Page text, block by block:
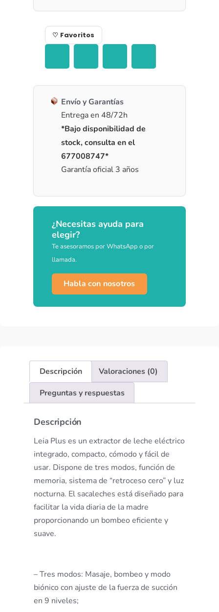
♡ Favoritos
Envío y Garantías
Entrega en 48/72h
*Bajo disponibilidad de
stock, consulta en el
677008747*
Garantía oficial 3 años
¿Necesitas ayuda para
elegir?
Te asesoramos por WhatsApp o por
llamada.
Habla con nosotros
Descripción
Valoraciones (0)
Preguntas y respuestas
Descripción
Leia Plus es un extractor de leche eléctrico
integrado, compacto, cómodo y fácil de
usar. Dispone de tres modos, función de
memoria, sistema de “retroceso cero” y luz
nocturna. El sacaleches está diseñado para
facilitar la vida diaria de la madre
proporcionando un bombeo eficiente y
suave.
– Tres modos: Masaje, bombeo y modo
biónico con ajuste de la fuerza de succión
en 9 niveles;